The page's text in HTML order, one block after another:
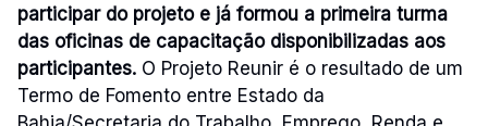
participar do projeto e já formou a primeira turma
das oficinas de capacitação disponibilizadas aos
participantes. O Projeto Reunir é o resultado de um
Termo de Fomento entre Estado da